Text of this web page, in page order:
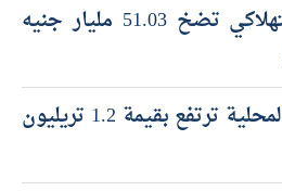
شركات التمويل الاستهلاكي تضخ 51.03 مليار جنيه
بنمو 8.8% .. السيولة المحلية ترتفع بقيمة 1.2 تريليون